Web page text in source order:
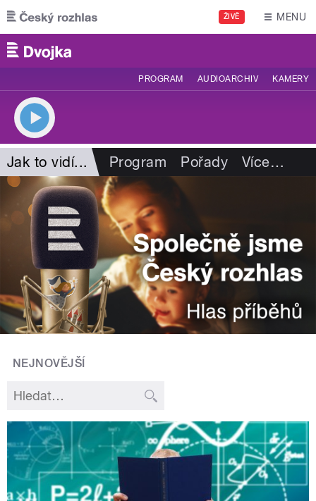
Přejít k hlavnímu obsahu
ŽIVĚ MENU
PROGRAM AUDIOARCHIV KAMERY
Jak to vidí... Program Pořady Více…
NEJNOVĚJŠÍ